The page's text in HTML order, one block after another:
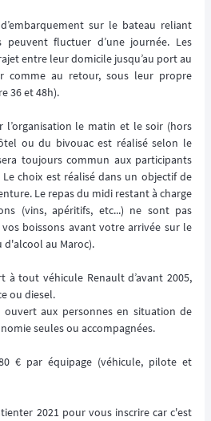
sur le bateau reliant
peuvent fluctuer d’une journée. Les
entre leur domicile jusqu’au port au
comme au retour, sous leur propre
36 et 48h).
l’organisation le matin et le soir (hors
ou du bivouac est réalisé selon le
toujours commun aux participants
choix est réalisé dans un objectif de
Le repas du midi restant à charge
(vins, apéritifs, etc...) ne sont pas
boissons avant votre arrivée sur le
au Maroc).
à tout véhicule Renault d’avant 2005,
ou diesel.
ouvert aux personnes en situation de
seules ou accompagnées.
€ par équipage (véhicule, pilote et
2021 pour vous inscrire car c'est